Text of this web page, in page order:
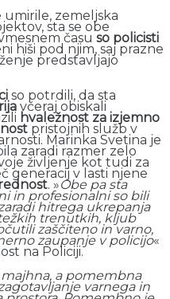
umirile, zemeljska
sta se obe
času so policisti
hiši pod njim, saj prazne
predstavljajo
so potrdili, da sta
včeraj obiskali
hvaležnost za izjemno
pristojnih služb v
Marinka Svetina je
zaradi razmer zelo
življenje kot tudi za
generacij v lasti njene
. »Obe pa sta
in profesionalni so bili
hitrega ukrepanja
trenutkih, kljub
zaščiteno in varno,
zaupanje v policijo«
na Policiji.
a pomembna
varnega in